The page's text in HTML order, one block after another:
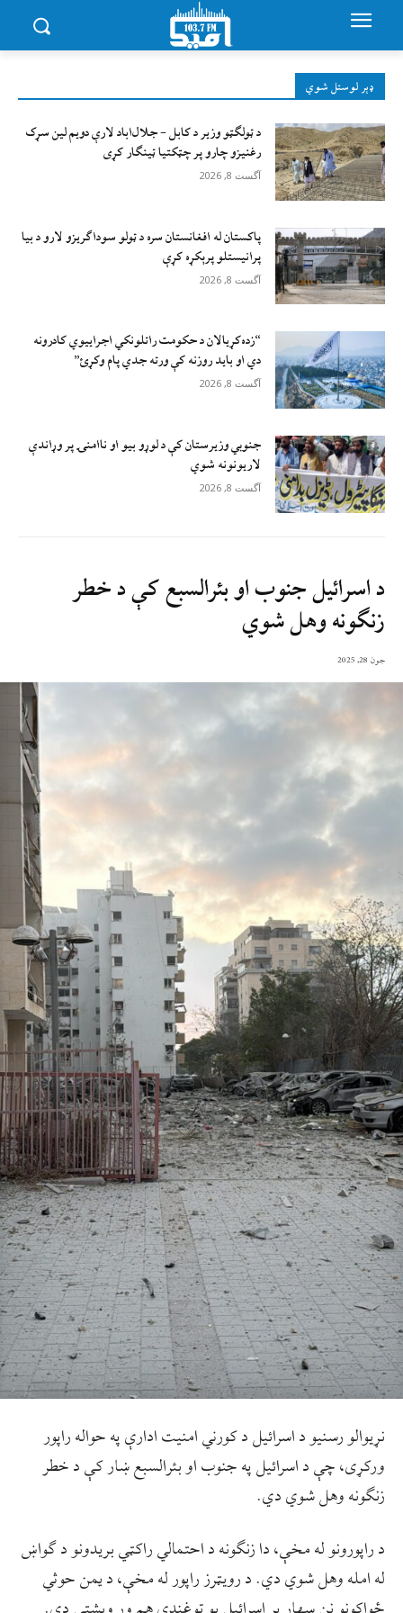
ډېر لوستل شوي
د ټولګټو وزیر د کابل – جلال‌اباد لارې دویم لین سړک
رغنیزو چارو پر چټکتیا ټینګار کړی
آگست 8, 2026
پاکستان له افغانستان سره د ټولو سوداګریزو لارو د بیا
پرانیستلو پرېکړه کړې
آگست 8, 2026
“زده‌کړيالان د حکومت راتلونکي اجراييوي کادرونه
دي او بايد روزنه کې ورته جدي پام وکړئ”
آگست 8, 2026
جنوبي وزیرستان کې د لوړو بیو او ناامنۍ پر وړاندې
لاريونونه شوي
آگست 8, 2026
د اسرائيل جنوب او بئرالسبع کې د خطر
زنګونه وهل شوي
جون 28, 2025
نړيوالو رسنيو د اسرائيل د کورني امنيت ادارې په حواله راپور
ورکړی، چې د اسرائيل په جنوب او بئرالسبع ښار کې د خطر
زنګونه وهل شوي دي.
د راپورونو له مخې، دا زنګونه د احتمالي راکټي بريدونو د ګواښ
له امله وهل شوي دي. د رويټرز راپور له مخې، د يمن حوثي